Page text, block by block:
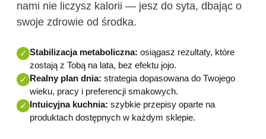
nami nie liczysz kalorii — jesz do syta, dbając o
swoje zdrowie od środka.
✓ Stabilizacja metaboliczna: osiągasz rezultaty, które
zostają z Tobą na lata, bez efektu jojo.
✓ Realny plan dnia: strategia dopasowana do Twojego
wieku, pracy i preferencji smakowych.
✓ Intuicyjna kuchnia: szybkie przepisy oparte na
produktach dostępnych w każdym sklepie.